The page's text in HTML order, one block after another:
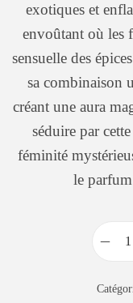
exotiques et
envoûtant où les
sensuelle des
sa combinaison
créant une aura
séduire par
féminité
le